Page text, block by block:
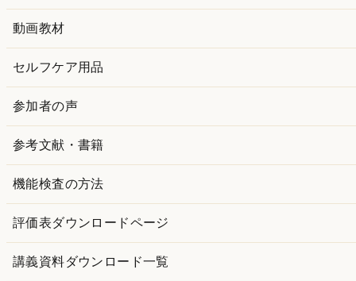
動画教材
セルフケア用品
参加者の声
参考文献・書籍
機能検査の方法
評価表ダウンロードページ
講義資料ダウンロード一覧